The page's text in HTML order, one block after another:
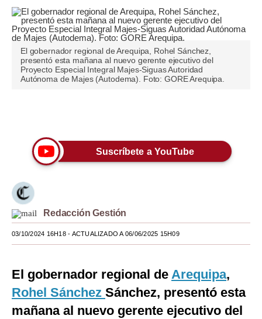
Editorial
Pregunta de hoy
Blogs
Viajes
Moda
Estilos
Mundo
EEUU
España
Internacional
El gobernador regional de Arequipa, Rohel Sánchez,
presentó esta mañana al nuevo gerente ejecutivo del
Proyecto Especial Integral Majes-Siguas Autoridad
Autónoma de Majes (Autodema). Foto: GORE Arequipa.
Suscríbete a YouTube
Redacción Gestión
03/10/2024 16H18- ACTUALIZADO A 06/06/2025 15H09
El gobernador regional de Arequipa,
Rohel Sánchez Sánchez, presentó esta
mañana al nuevo gerente ejecutivo del